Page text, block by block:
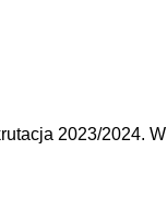
2023/2024. W